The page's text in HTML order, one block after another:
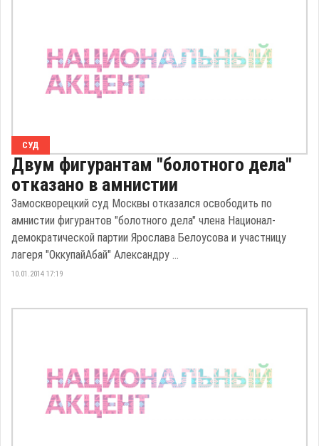
СУД
Двум фигурантам "болотного дела"
отказано в амнистии
Замоскворецкий суд Москвы отказался освободить по
амнистии фигурантов "болотного дела" члена Национал-
демократической партии Ярослава Белоусова и участницу
лагеря "ОккупайАбай" Александру ...
10.01.2014 17:19